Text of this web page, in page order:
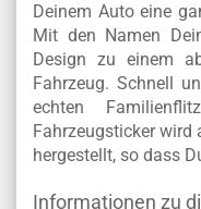
Deinem Auto eine
Mit den Namen
Design zu einem
Fahrzeug. Schnell
echten
Fahrzeugsticker wird
hergestellt, so dass
Informationen zu